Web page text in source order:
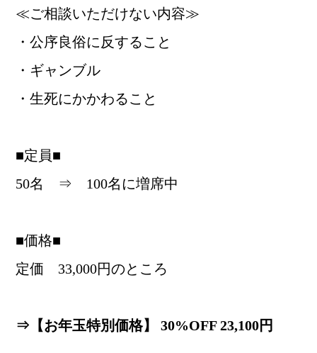
≪ご相談いただけない内容≫
・公序良俗に反すること
・ギャンブル
・生死にかかわること
■定員■
50名 ⇒ 100名に増席中
■価格■
定価 33,000円のところ
⇒【お年玉特別価格】 30%OFF 23,100円